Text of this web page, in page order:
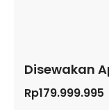
Rp179.999.995